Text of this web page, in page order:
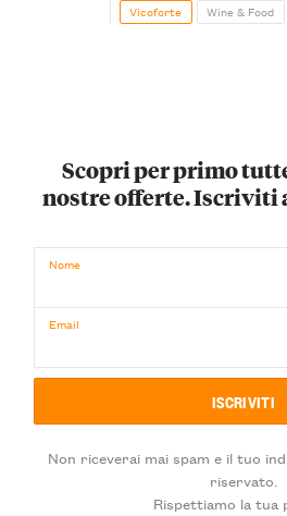
Vicoforte Wine & Food
Scopri per primo
nostre offerte. Iscriviti
Nome
Email
Non riceverai mai spam e il tuo
riservato.
Rispettiamo la tua